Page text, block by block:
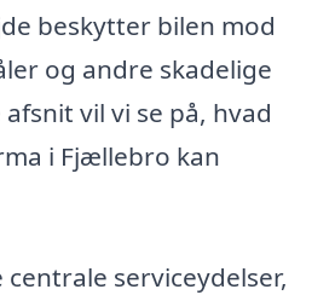
beskytter bilen mod
og andre skadelige
vil vi se på, hvad
i Fjællebro kan
serviceydelser,